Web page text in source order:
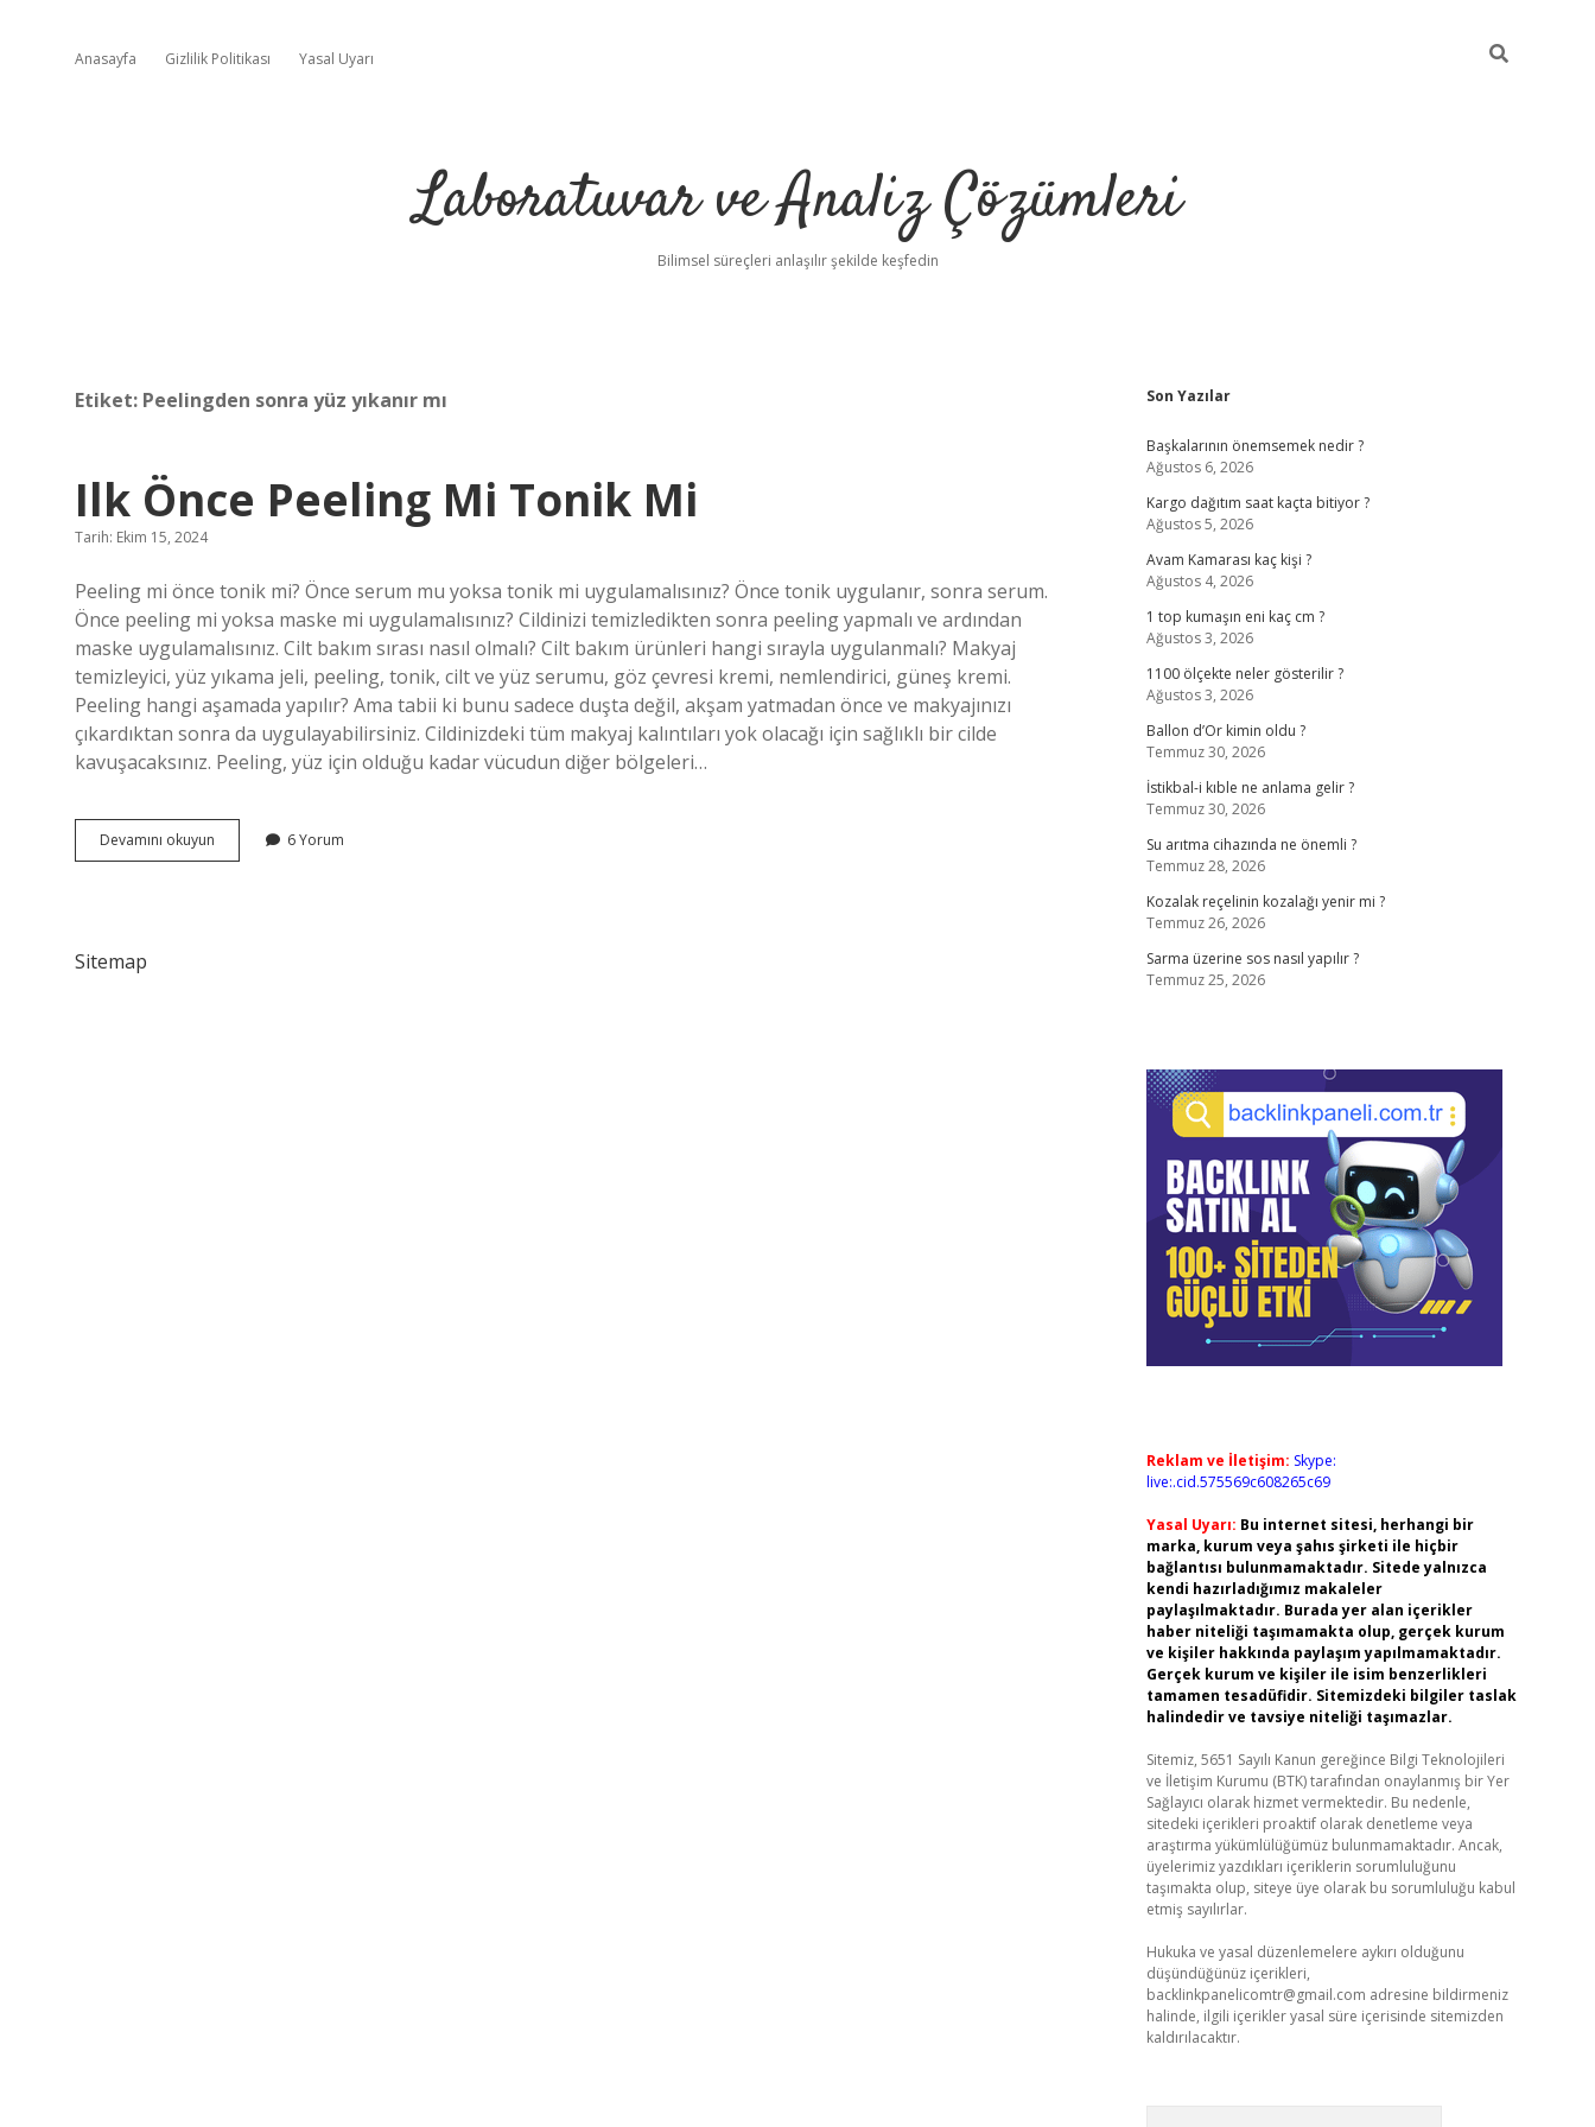
Anasayfa Gizlilik Politikası Yasal Uyarı
Laboratuvar ve Analiz Çözümleri
Bilimsel süreçleri anlaşılır şekilde keşfedin
Etiket: Peelingden sonra yüz yıkanır mı
Ilk Önce Peeling Mi Tonik Mi
Tarih: Ekim 15, 2024
Peeling mi önce tonik mi? Önce serum mu yoksa tonik mi uygulamalısınız? Önce tonik uygulanır, sonra serum.
Önce peeling mi yoksa maske mi uygulamalısınız? Cildinizi temizledikten sonra peeling yapmalı ve ardından
maske uygulamalısınız. Cilt bakım sırası nasıl olmalı? Cilt bakım ürünleri hangi sırayla uygulanmalı? Makyaj
temizleyici, yüz yıkama jeli, peeling, tonik, cilt ve yüz serumu, göz çevresi kremi, nemlendirici, güneş kremi.
Peeling hangi aşamada yapılır? Ama tabii ki bunu sadece duşta değil, akşam yatmadan önce ve makyajınızı
çıkardıktan sonra da uygulayabilirsiniz. Cildinizdeki tüm makyaj kalıntıları yok olacağı için sağlıklı bir cilde
kavuşacaksınız. Peeling, yüz için olduğu kadar vücudun diğer bölgeleri…
Devamını okuyun
Önce
6 Yorum
Sitemap
Sidebar
Son Yazılar
Başkalarının önemsemek nedir ?
Ağustos 6, 2026
Kargo dağıtım saat kaçta bitiyor ?
Ağustos 5, 2026
Avam Kamarası kaç kişi ?
Ağustos 4, 2026
1 top kumaşın eni kaç cm ?
Ağustos 3, 2026
1100 ölçekte neler gösterilir ?
Ağustos 3, 2026
Ballon d’Or kimin oldu ?
Temmuz 30, 2026
İstikbal-i kıble ne anlama gelir ?
Temmuz 30, 2026
Su arıtma cihazında ne önemli ?
Temmuz 28, 2026
Kozalak reçelinin kozalağı yenir mi ?
Temmuz 26, 2026
Sarma üzerine sos nasıl yapılır ?
Temmuz 25, 2026
Reklam ve İletişim: Skype:
live:.cid.575569c608265c69
Yasal Uyarı: Bu internet sitesi, herhangi bir
marka, kurum veya şahıs şirketi ile hiçbir
bağlantısı bulunmamaktadır. Sitede yalnızca
kendi hazırladığımız makaleler
paylaşılmaktadır. Burada yer alan içerikler
haber niteliği taşımamakta olup, gerçek kurum
ve kişiler hakkında paylaşım yapılmamaktadır.
Gerçek kurum ve kişiler ile isim benzerlikleri
tamamen tesadüfidir. Sitemizdeki bilgiler taslak
halindedir ve tavsiye niteliği taşımazlar.
Sitemiz, 5651 Sayılı Kanun gereğince Bilgi Teknolojileri
ve İletişim Kurumu (BTK) tarafından onaylanmış bir Yer
Sağlayıcı olarak hizmet vermektedir. Bu nedenle,
sitedeki içerikleri proaktif olarak denetleme veya
araştırma yükümlülüğümüz bulunmamaktadır. Ancak,
üyelerimiz yazdıkları içeriklerin sorumluluğunu
taşımakta olup, siteye üye olarak bu sorumluluğu kabul
etmiş sayılırlar.
Hukuka ve yasal düzenlemelere aykırı olduğunu
düşündüğünüz içerikleri,
backlinkpanelicomtr@gmail.com adresine bildirmeniz
halinde, ilgili içerikler yasal süre içerisinde sitemizden
kaldırılacaktır.